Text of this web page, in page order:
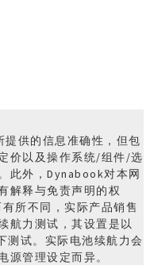
供的信息准确性，但包
价以及操作系统/组件/选
此外，Dynabook对本网
解释与免责声明的权
所不同，实际产品销售
航力测试，其设置是以
试。实际电池续航力会
源管理设定而异。